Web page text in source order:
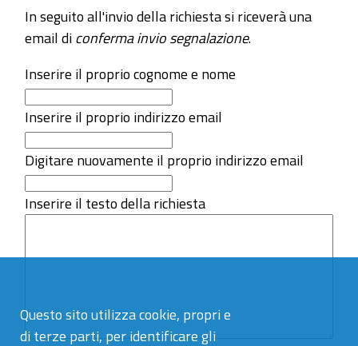
Questo sito utilizza cookie, propri e
di terze parti, per identificare gli
In seguito all'invio della richiesta si riceverà una
email diconferma invio segnalazione.
Inserire il proprio cognome e nome
Inserire il proprio indirizzo email
Digitare nuovamente il proprio indirizzo email
Inserire il testo della richiesta